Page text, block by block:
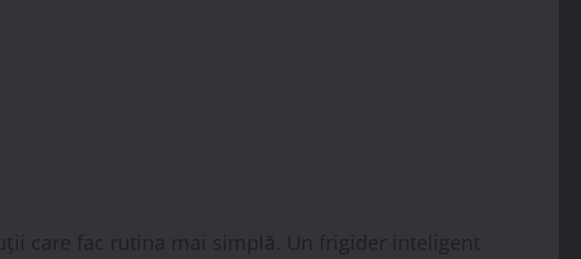
care fac rutina mai simplă. Un frigider inteligent